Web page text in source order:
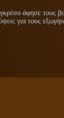
άφησε τους
για τους